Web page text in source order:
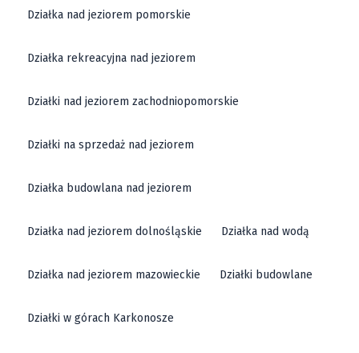
Działka nad jeziorem pomorskie
Działka rekreacyjna nad jeziorem
Działki nad jeziorem zachodniopomorskie
Działki na sprzedaż nad jeziorem
Działka budowlana nad jeziorem
Działka nad jeziorem dolnośląskie Działka nad wodą
Działka nad jeziorem mazowieckie Działki budowlane
Działki w górach Karkonosze